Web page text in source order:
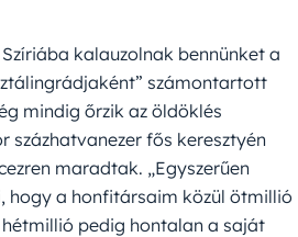
kalauzolnak bennünket a
számontartott
mindig őrzik az öldöklés
százhatvanezer fős keresztyén
maradtak. „Egyszerűen
hogy a honfitársaim közül ötmillió
pedig hontalan a saját